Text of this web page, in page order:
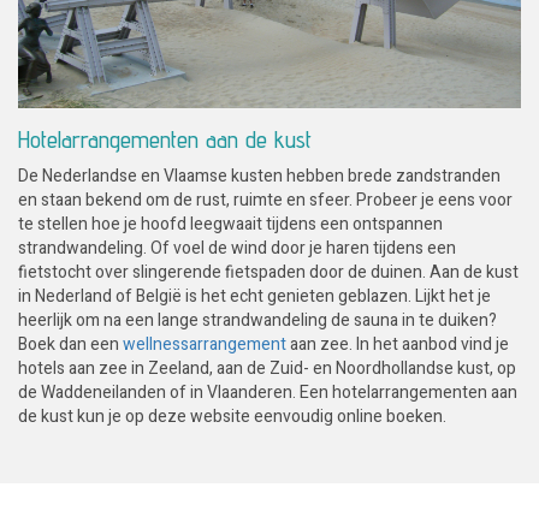
Hotelarrangementen aan de kust
De Nederlandse en Vlaamse kusten hebben brede zandstranden
en staan bekend om de rust, ruimte en sfeer. Probeer je eens voor
te stellen hoe je hoofd leegwaait tijdens een ontspannen
strandwandeling. Of voel de wind door je haren tijdens een
fietstocht over slingerende fietspaden door de duinen. Aan de kust
in Nederland of België is het echt genieten geblazen. Lijkt het je
heerlijk om na een lange strandwandeling de sauna in te duiken?
Boek dan eenwellnessarrangementaan zee. In het aanbod vind je
hotels aan zee in Zeeland, aan de Zuid- en Noordhollandse kust, op
de Waddeneilanden of in Vlaanderen. Een hotelarrangementen aan
de kust kun je op deze website eenvoudig online boeken.